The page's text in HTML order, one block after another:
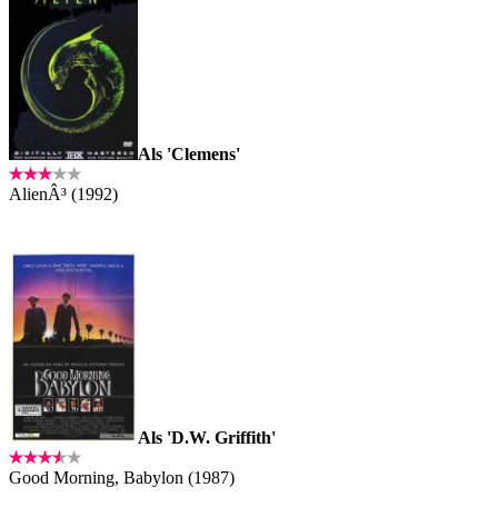
Als 'Clemens'
AlienÂ³ (1992)
Als 'D.W. Griffith'
Good Morning, Babylon (1987)